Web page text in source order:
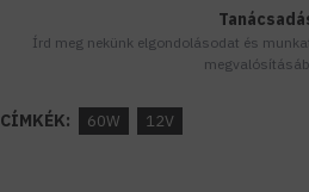
Írd meg nekünk elgondolásodat és
CÍMKÉK: 60W 12V